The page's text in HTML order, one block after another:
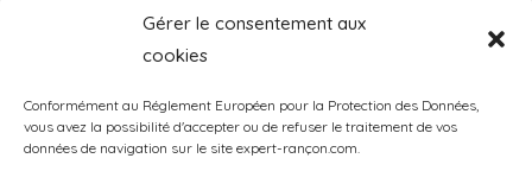
Gérer le consentement aux
cookies
Conformément au Réglement Européen pour la Protection des Données,
vous avez la possibilité d'accepter ou de refuser le traitement de vos
données de navigation sur le site expert-rançon.com.
Sur rendez-vous uniquement
louis.rancon@wanadoo.fr